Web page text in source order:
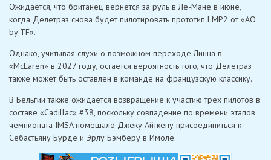
Ожидается, что британец вернется за руль в Ле-Мане в июне,
когда Делетраз снова будет пилотировать прототип LMP2 от «AO
by TF».
Однако, учитывая слухи о возможном переходе Линна в
«McLaren» в 2027 году, остается вероятность того, что Делетраз
также может быть оставлен в команде на французскую классику.
В Бельгии также ожидается возвращение к участию трех пилотов в
составе «Cadillac» #38, поскольку совпадение по времени этапов
чемпионата IMSA помешало Джеку Айткену присоединиться к
Себастьяну Бурде и Эрлу Бэмберу в Имоле.